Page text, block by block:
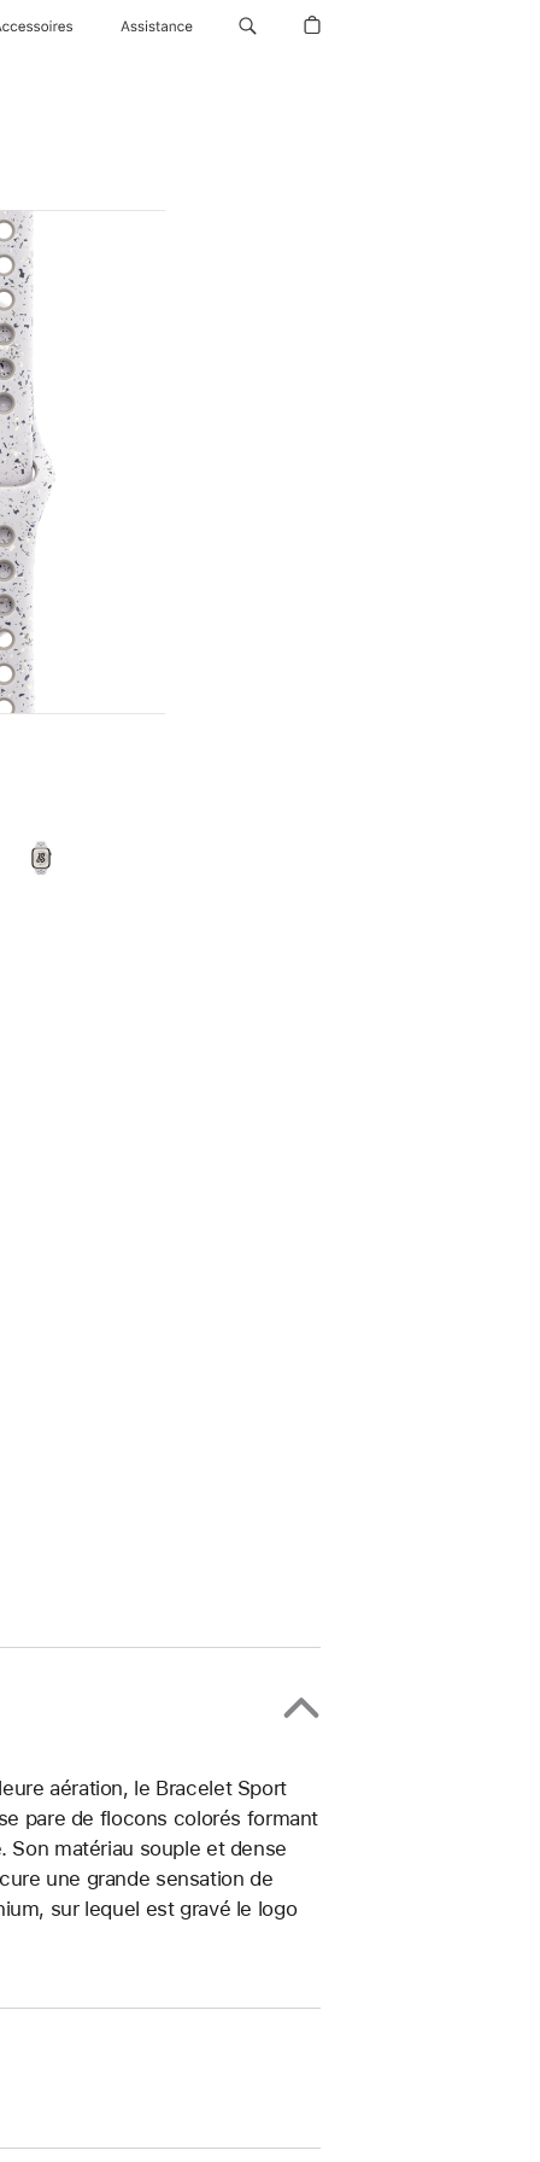
Assistance
aération, le Bracelet Sport
pare de flocons colorés formant
matériau souple et dense
une grande sensation de
sur lequel est gravé le logo